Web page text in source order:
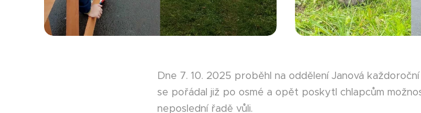
Dne 7. 10. 2025 proběhl na oddělení Janová
se pořádal již po osmé a opět poskytl chlapcům
neposlední řadě vůli.